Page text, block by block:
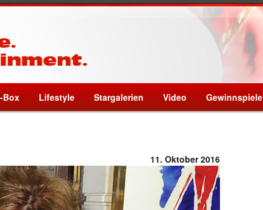
Box Lifestyle Stargalerien Video Gewinnspiele
11. Oktober 2016